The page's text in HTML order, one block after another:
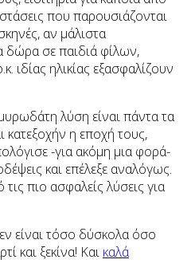
που παρουσιάζονται
αν μάλιστα
δώρα σε παιδιά φίλων,
ιδίας ηλικίας εξασφαλίζουν
λύση είναι πάντα τα
κατεξοχήν η εποχή τους,
-για ακόμη μια φορά-
και επέλεξε αναλόγως.
πιο ασφαλείς λύσεις για
είναι τόσο δύσκολα όσο
και ξεκίνα! Και καλά